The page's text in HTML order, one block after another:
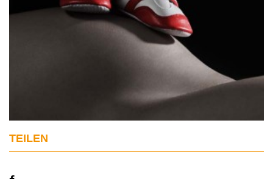
TEILEN